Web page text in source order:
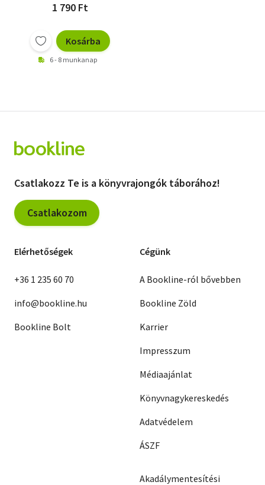
1 790 Ft
Kosárba
6 - 8 munkanap
Csatlakozz Te is a könyvrajongók táborához!
Csatlakozom
Elérhetőségek
+36 1 235 60 70
info@bookline.hu
Bookline Bolt
Cégünk
A Bookline-ról bővebben
Bookline Zöld
Karrier
Impresszum
Médiaajánlat
Könyvnagykereskedés
Adatvédelem
ÁSZF
Akadálymentesítési